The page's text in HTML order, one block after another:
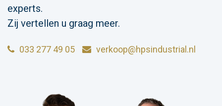
experts.
Zij vertellen u graag meer.
033 277 49 05 verkoop@hpsindustrial.nl